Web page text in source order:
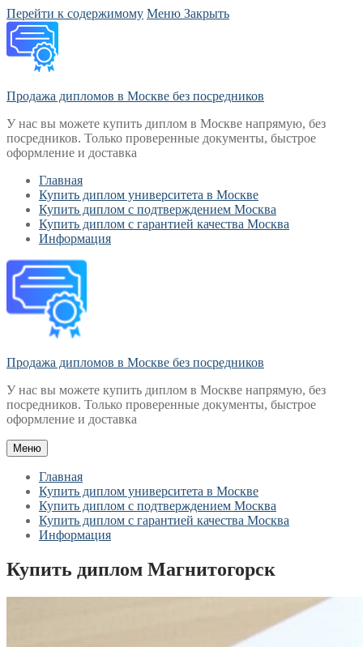
Перейти к содержимому Меню Закрыть
Продажа дипломов в Москве без посредников
У нас вы можете купить диплом в Москве напрямую, без
посредников. Только проверенные документы, быстрое
оформление и доставка
Главная
Купить диплом университета в Москве
Купить диплом с подтверждением Москва
Купить диплом с гарантией качества Москва
Информация
Продажа дипломов в Москве без посредников
У нас вы можете купить диплом в Москве напрямую, без
посредников. Только проверенные документы, быстрое
оформление и доставка
Меню
Главная
Купить диплом университета в Москве
Купить диплом с подтверждением Москва
Купить диплом с гарантией качества Москва
Информация
Купить диплом Магнитогорск